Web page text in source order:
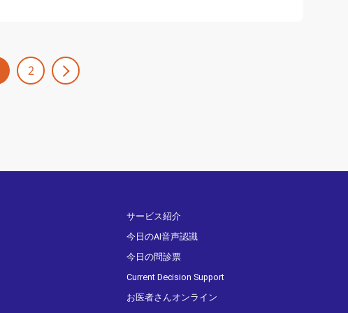
2
サービス紹介
今日のAI音声認識
今日の問診票
Current Decision Support
お医者さんオンライン